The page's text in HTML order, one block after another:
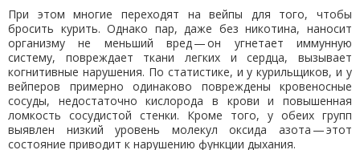
При этом многие переходят на вейпы для того, чтобы
бросить курить. Однако пар, даже без никотина, наносит
организму не меньший вред — он угнетает иммунную
систему, повреждает ткани легких и сердца, вызывает
когнитивные нарушения. По статистике, и у курильщиков, и у
вейперов примерно одинаково повреждены кровеносные
сосуды, недостаточно кислорода в крови и повышенная
ломкость сосудистой стенки. Кроме того, у обеих групп
выявлен низкий уровень молекул оксида азота — этот
состояние приводит к нарушению функции дыхания.